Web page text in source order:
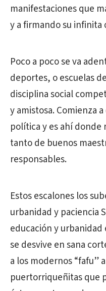
manifestaciones que
y a firmando su infinita
Poco a poco se va
deportes, o escuelas
disciplina social
y amistosa. Comienza
política y es ahí
tanto de buenos
responsables.
Estos escalones los
urbanidad y paciencia
educación y
se desvive en sana
a los modernos “fafu”
puertorriqueñitas que